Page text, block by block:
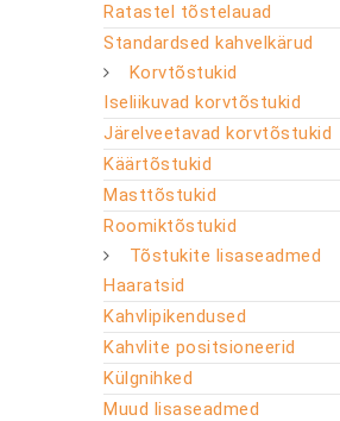
Ratastel tõstelauad
Standardsed kahvelkärud
Korvtõstukid
Iseliikuvad korvtõstukid
Järelveetavad korvtõstukid
Käärtõstukid
Masttõstukid
Roomiktõstukid
Tõstukite lisaseadmed
Haaratsid
Kahvlipikendused
Kahvlite positsioneerid
Külgnihked
Muud lisaseadmed